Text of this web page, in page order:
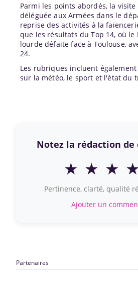
Parmi les points abordés, la
déléguée aux Armées dans le
reprise des activités à la
que les résultats du Top 14, où le
lourde défaite face à Toulouse,
24.
Les rubriques incluent
sur la météo, le sport et l'état du
Notez la rédaction
★ ★ ★
Pertinence, clarté, qualité
Ajouter un
Partenaires